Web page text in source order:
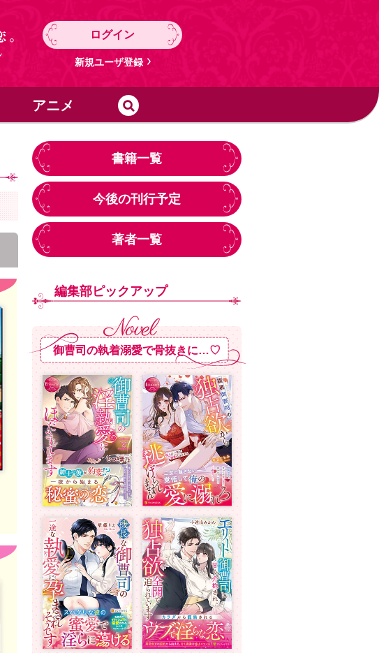
ログイン
新規ユーザ登録
アニメ
書籍一覧
今後の刊行予定
著者一覧
編集部ピックアップ
御曹司の執着溺愛で骨抜きに…♡